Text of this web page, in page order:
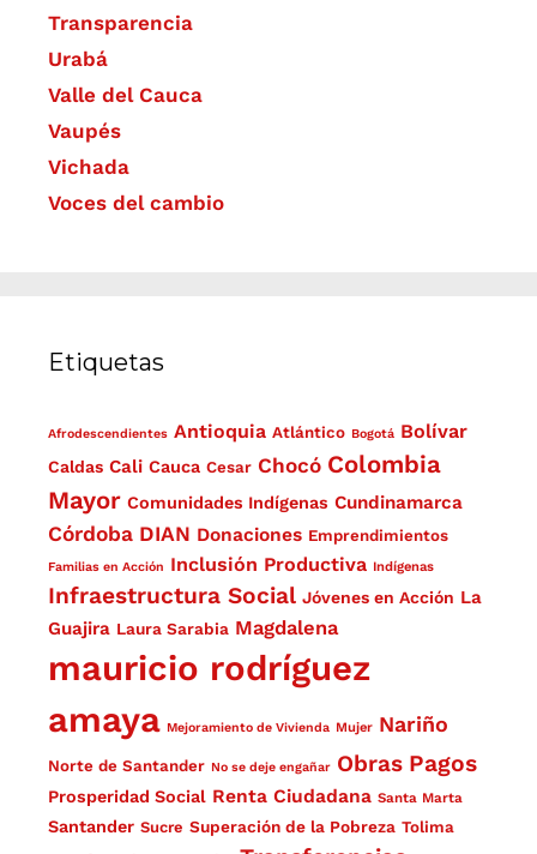
Transparencia
Urabá
Valle del Cauca
Vaupés
Vichada
Voces del cambio
Etiquetas
Afrodescendientes Antioquia Atlántico Bogotá Bolívar
Caldas Cali Cauca Cesar Chocó Colombia
Mayor Comunidades Indígenas Cundinamarca
Córdoba DIAN Donaciones Emprendimientos
Familias en Acción Inclusión Productiva Indígenas
Infraestructura Social Jóvenes en Acción La
Guajira Laura Sarabia Magdalena
mauricio rodríguez
amaya Mejoramiento de Vivienda Mujer Nariño
Norte de Santander No se deje engañar Obras Pagos
Prosperidad Social Renta Ciudadana Santa Marta
Santander Sucre Superación de la Pobreza Tolima